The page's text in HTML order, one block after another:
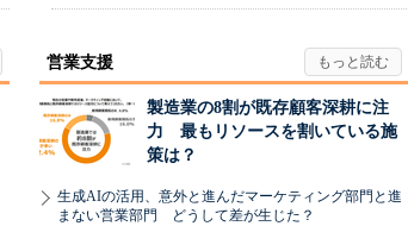
営業支援
製造業の8割が既存顧客深耕に注
力 最もリソースを割いている施
策は？
生成AIの活用、意外と進んだマーケティング部門と進
まない営業部門 どうして差が生じた？